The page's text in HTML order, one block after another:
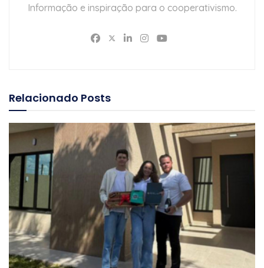
Informação e inspiração para o cooperativismo.
Relacionado Posts